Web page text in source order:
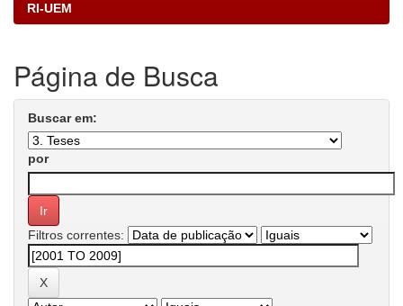
RI-UEM
Página de Busca
Buscar em:
por
Filtros correntes: